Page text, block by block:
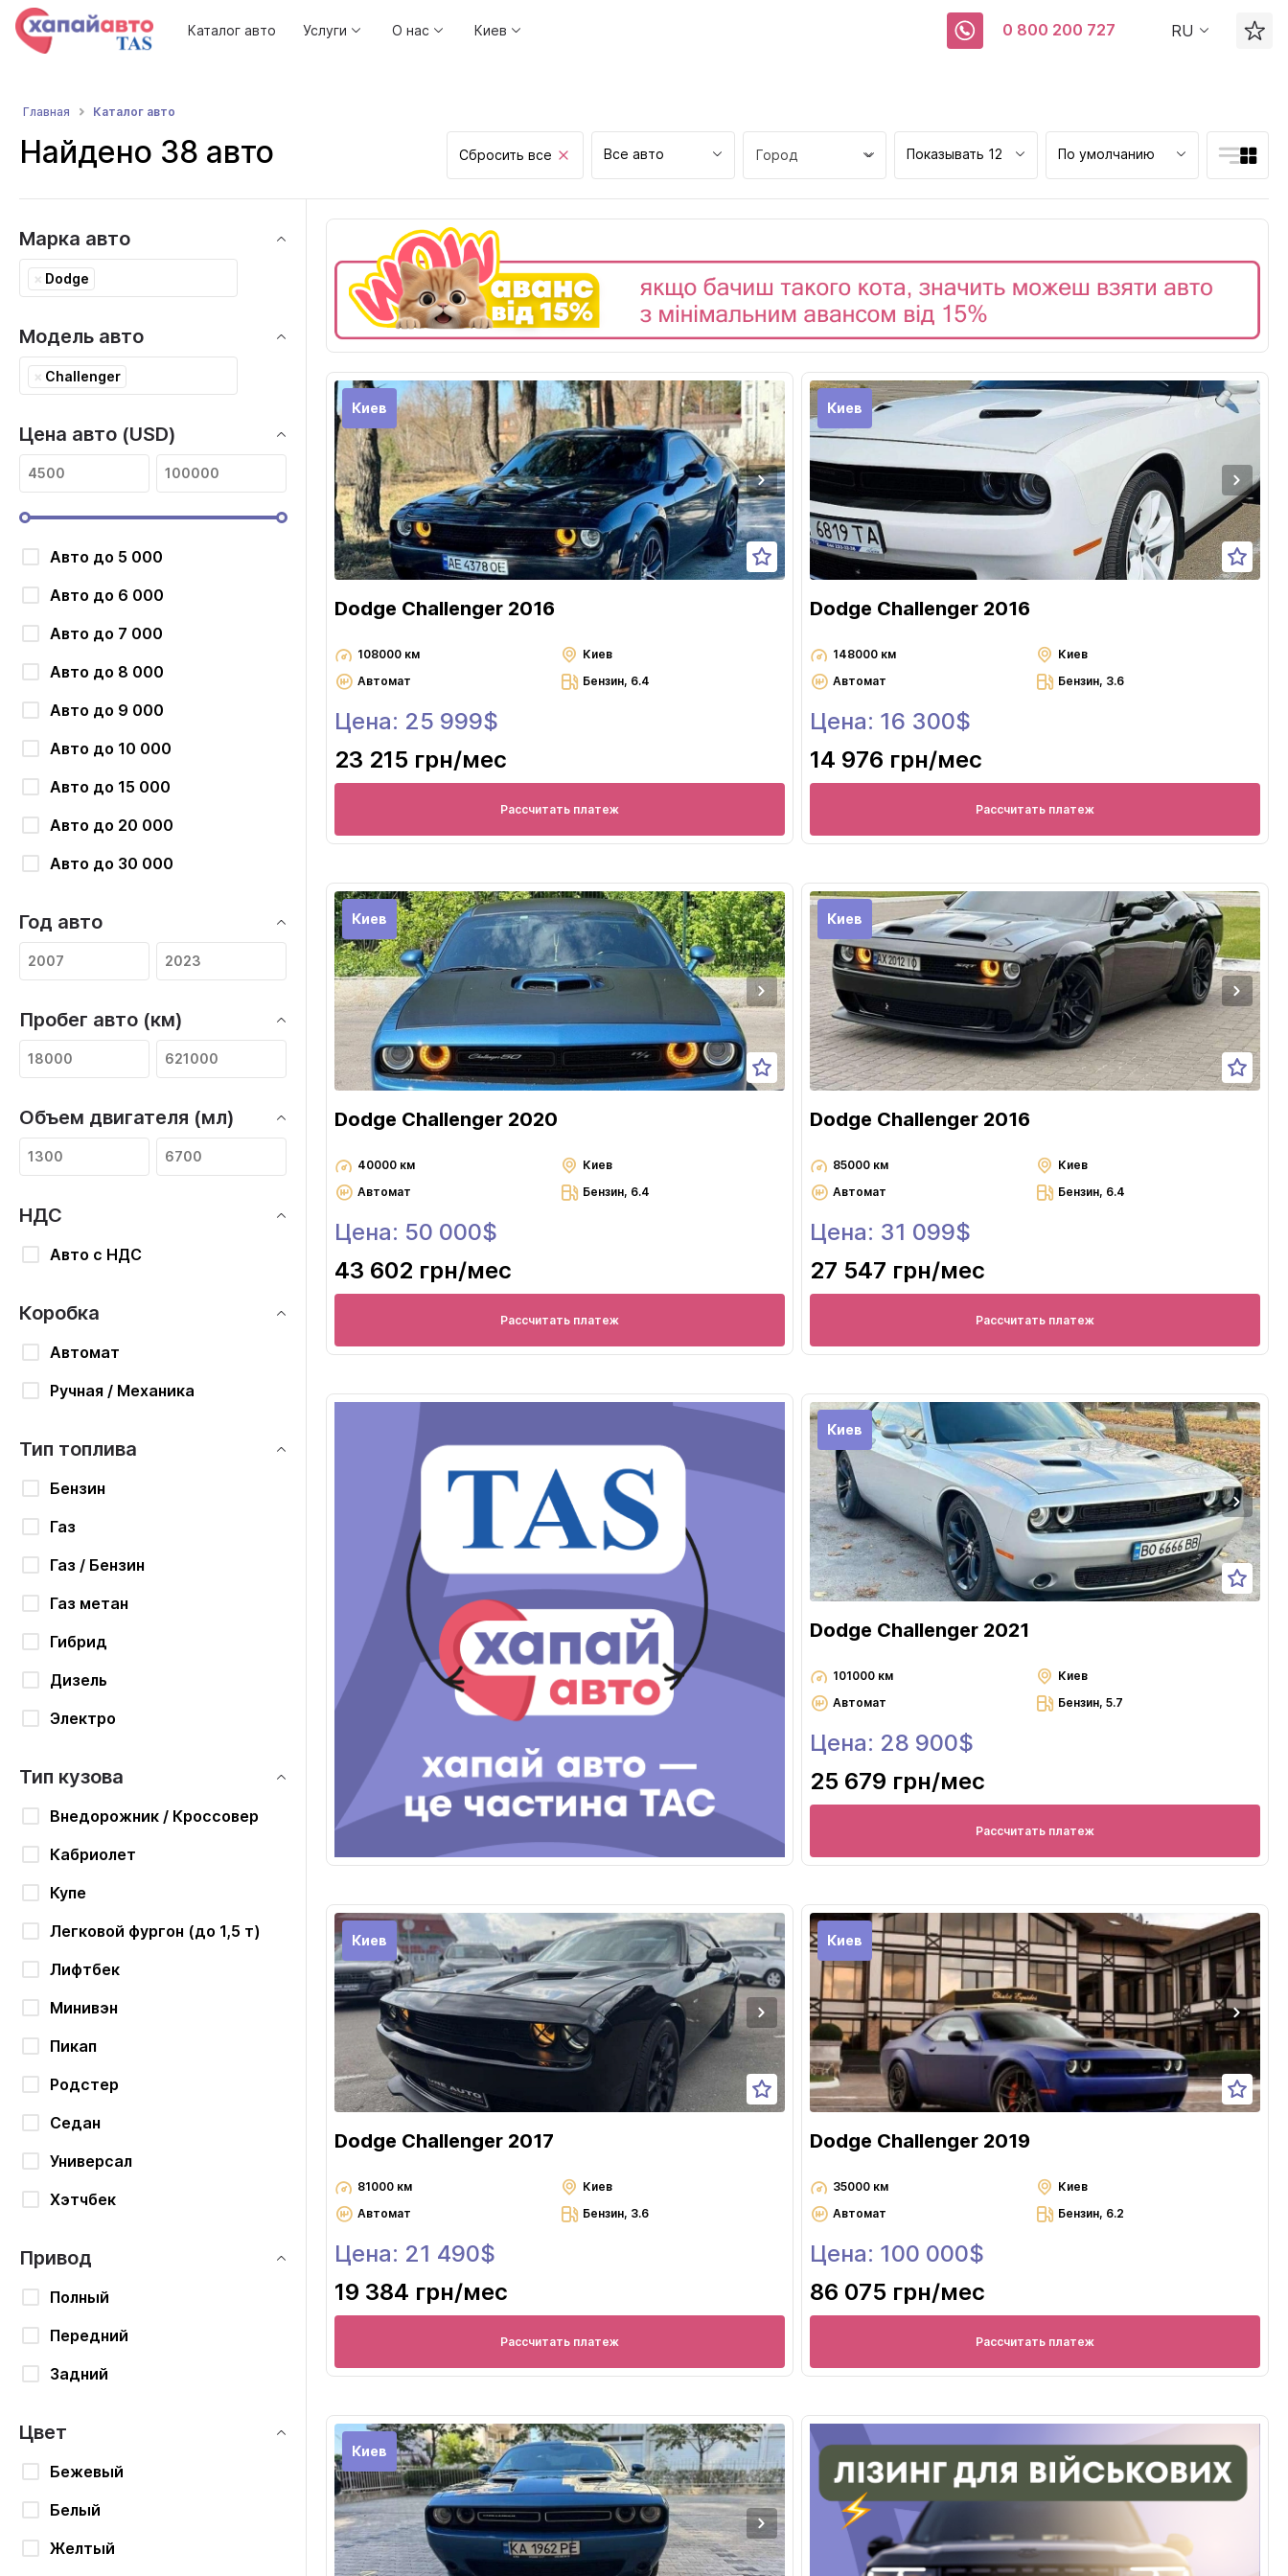
Каталог авто Услуги О нас Киев 0 800 200 727 RU
Главная Каталог авто
Найдено 38 авто Сбросить все Все авто Город
Днепр
Запорожье
Ивано-Франковск
Кропивницкий
Луцк
Львов
Николаев
Одесса
Полтава
Ровно
Черновцы
Показывать 12 По умолчанию
Марка авто
× Dodge
Модель авто
× Challenger
Цена авто (USD)
Авто до 5 000
Авто до 6 000
Авто до 7 000
Авто до 8 000
Авто до 9 000
Авто до 10 000
Авто до 15 000
Авто до 20 000
Авто до 30 000
Год авто
Пробег авто (км)
Объем двигателя (мл)
НДС
Авто с НДС
Коробка
Автомат
Ручная / Механика
Тип топлива
Бензин
Газ
Газ / Бензин
Газ метан
Гибрид
Дизель
Электро
Тип кузова
Внедорожник / Кроссовер
Кабриолет
Купе
Легковой фургон (до 1,5 т)
Лифтбек
Минивэн
Пикап
Родстер
Седан
Универсал
Хэтчбек
Привод
Полный
Передний
Задний
Цвет
Бежевый
Белый
Желтый
Киев
Dodge Challenger 2016
108000 км
Киев
Автомат
Бензин, 6.4
Цена: 25 999$
23 215 грн/мес
Рассчитать платеж
Киев
Dodge Challenger 2016
148000 км
Киев
Автомат
Бензин, 3.6
Цена: 16 300$
14 976 грн/мес
Рассчитать платеж
Киев
Dodge Challenger 2020
40000 км
Киев
Автомат
Бензин, 6.4
Цена: 50 000$
43 602 грн/мес
Рассчитать платеж
Киев
Dodge Challenger 2016
85000 км
Киев
Автомат
Бензин, 6.4
Цена: 31 099$
27 547 грн/мес
Рассчитать платеж
Киев
Dodge Challenger 2021
101000 км
Киев
Автомат
Бензин, 5.7
Цена: 28 900$
25 679 грн/мес
Рассчитать платеж
Киев
Dodge Challenger 2017
81000 км
Киев
Автомат
Бензин, 3.6
Цена: 21 490$
19 384 грн/мес
Рассчитать платеж
Киев
Dodge Challenger 2019
35000 км
Киев
Автомат
Бензин, 6.2
Цена: 100 000$
86 075 грн/мес
Рассчитать платеж
Киев